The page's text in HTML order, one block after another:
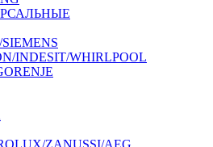
INDESIT/WHIRLPOOL
ZANUSSI/AEG